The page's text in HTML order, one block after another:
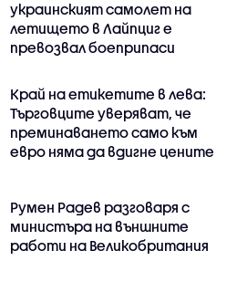
украинският самолет на
летището в Лайпциг е
превозвал боеприпаси
Край на етикетите в лева:
Търговците уверяват, че
преминаването само към
евро няма да вдигне цените
Румен Радев разговаря с
министъра на външните
работи на Великобритания